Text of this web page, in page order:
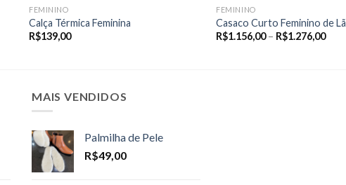
FEMININO
Calça Térmica Feminina
R$139,00
FEMININO
Casaco Curto Feminino de Lã
R$1.156,00 – R$1.276,00Price
MAIS VENDIDOS
Palmilha de Pele
R$49,00